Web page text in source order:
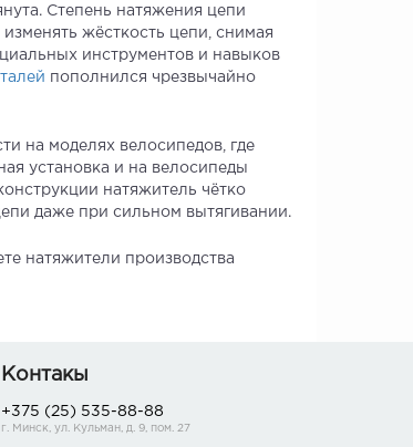
Степень натяжения цепи
жёсткость цепи, снимая
инструментов и навыков
пополнился чрезвычайно
на моделях велосипедов, где
установка и на велосипеды
натяжитель чётко
даже при сильном вытягивании.
натяжители производства
Контакы
+375 (25) 535-88-88
г. Минск, ул. Кульман, д. 9, пом. 27